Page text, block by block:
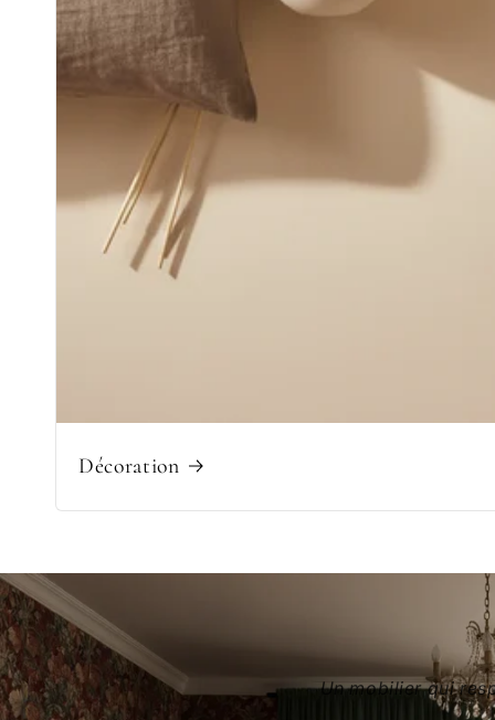
Décoration
Un mobilier qui